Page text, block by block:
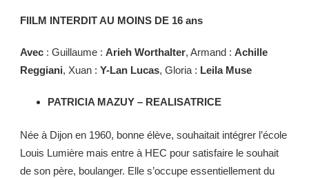
FIILM INTERDIT AU MOINS DE 16 ans
Avec : Guillaume : Arieh Worthalter, Armand : Achille
Reggiani, Xuan : Y-Lan Lucas, Gloria : Leila Muse
PATRICIA MAZUY – REALISATRICE
Née à Dijon en 1960, bonne élève, souhaitait intégrer l’école
Louis Lumière mais entre à HEC pour satisfaire le souhait
de son père, boulanger. Elle s’occupe essentiellement du